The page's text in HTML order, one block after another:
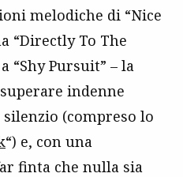
melodiche di “Nice
“Directly To The
“Shy Pursuit” – la
indenne
(compreso lo
“) e, con una
finta che nulla sia